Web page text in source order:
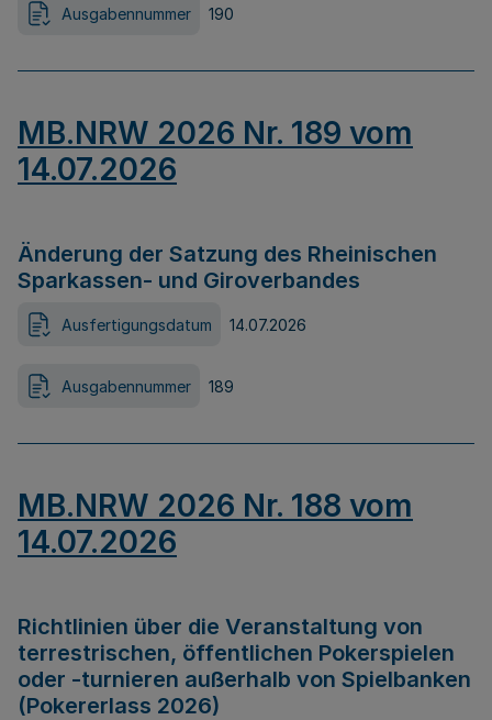
Ausgabennummer 190
MB.NRW 2026 Nr. 189 vom
14.07.2026
Änderung der Satzung des Rheinischen
Sparkassen- und Giroverbandes
Ausfertigungsdatum 14.07.2026
Ausgabennummer 189
MB.NRW 2026 Nr. 188 vom
14.07.2026
Richtlinien über die Veranstaltung von
terrestrischen, öffentlichen Pokerspielen
oder -turnieren außerhalb von Spielbanken
(Pokererlass 2026)